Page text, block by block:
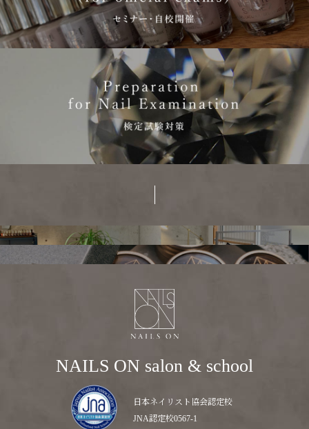
NAILS ON salon & school
日本ネイリスト協会認定校
JNA認定校0567-1